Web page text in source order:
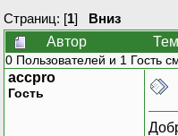
Страниц: [1] Вниз
Автор
0 Пользователей и 1 Гость
accpro
Гость